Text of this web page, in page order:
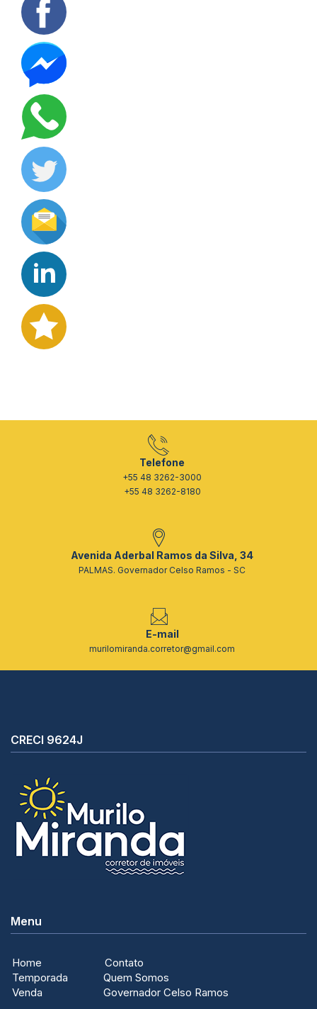
Telefone
+55 48 3262-3000
+55 48 3262-8180
Avenida Aderbal Ramos da Silva, 34
PALMAS. Governador Celso Ramos - SC
E-mail
murilomiranda.corretor@gmail.com
CRECI 9624J
Menu
Home
Temporada
Venda
Contato
Quem Somos
Governador Celso Ramos